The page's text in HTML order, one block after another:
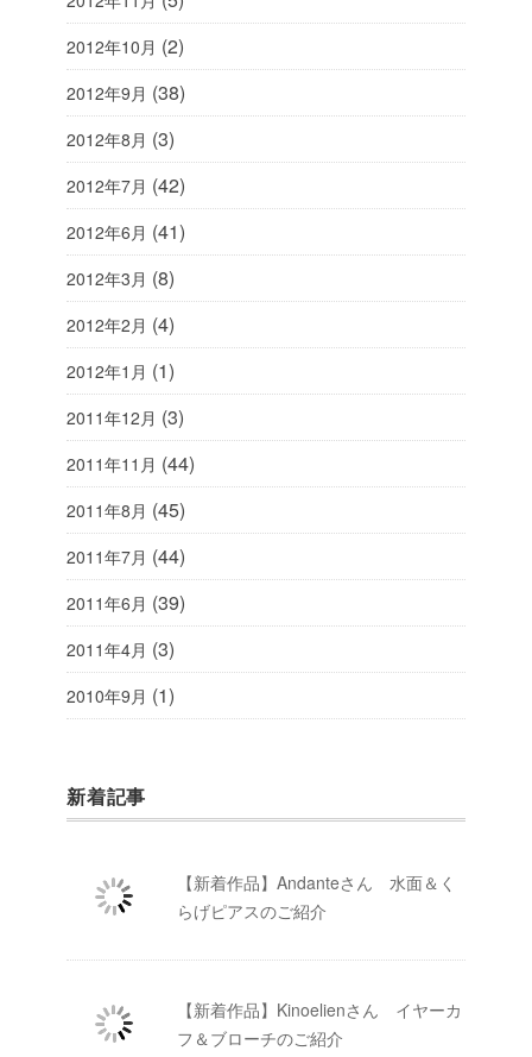
2012年10月 (2)
2012年9月 (38)
2012年8月 (3)
2012年7月 (42)
2012年6月 (41)
2012年3月 (8)
2012年2月 (4)
2012年1月 (1)
2011年12月 (3)
2011年11月 (44)
2011年8月 (45)
2011年7月 (44)
2011年6月 (39)
2011年4月 (3)
2010年9月 (1)
新着記事
【新着作品】Andanteさん 水面＆く
らげピアスのご紹介
【新着作品】Kinoelienさん イヤーカ
フ＆ブローチのご紹介